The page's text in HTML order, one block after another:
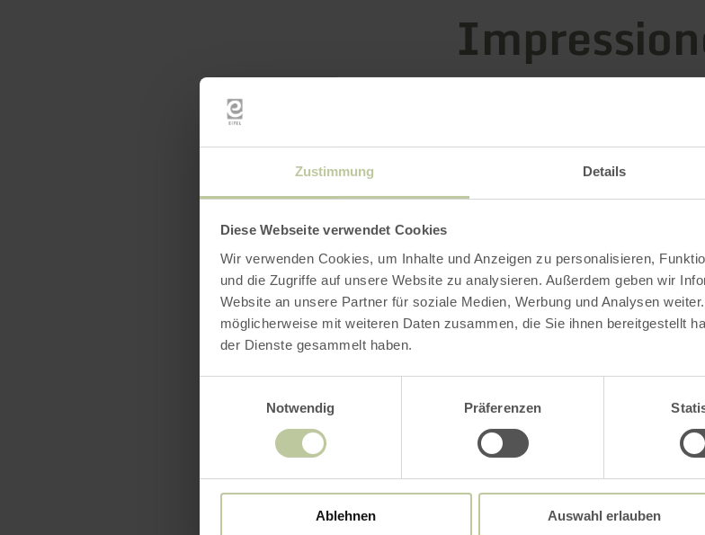
Zustimmung Details
Diese Webseite verwendet Cookies
Wir verwenden Cookies, um Inhalte und Anzeigen zu personalisieren,
und die Zugriffe auf unsere Website zu analysieren. Außerdem geben wir
Website an unsere Partner für soziale Medien, Werbung und Analysen
möglicherweise mit weiteren Daten zusammen, die Sie ihnen bereitgestellt
der Dienste gesammelt haben.
Notwendig
Präferenzen
Ablehnen Auswahl erlauben